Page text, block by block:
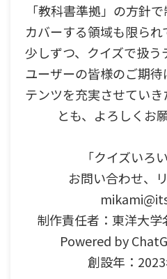
「教科書準拠」の方針
カバーする領域も限ら
少しずつ、クイズで扱う
ユーザーの皆様のご期
テンツを充実させてい
とも、よろしくお
「クイズいろ
お問い合わせ、
制作責任者：東洋大
Powered by
創設年：